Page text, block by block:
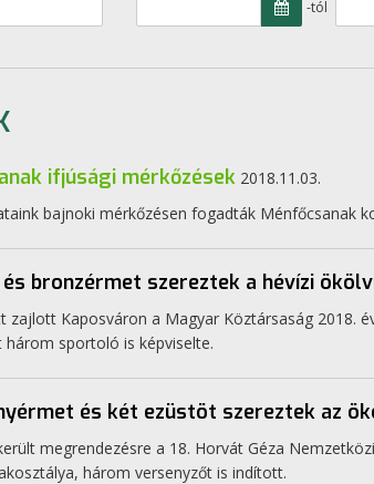
-tól
ifjúsági mérkőzések 2018.11.03.
bajnoki mérkőzésen fogadták Ménfőcsanak
bronzérmet szereztek a hévízi
zajlott Kaposváron a Magyar Köztársaság 2018.
három sportoló is képviselte.
és két ezüstöt szereztek az
megrendezésre a 18. Horvát Géza
három versenyzőt is indított.